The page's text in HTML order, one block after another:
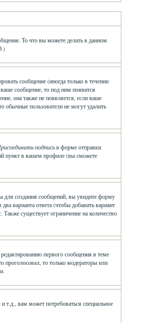
То что вы можете делать в данном
)
сообщение (иногда только в течении
сообщение, то под ним появится
она также не появляется, если ваше
обычные пользователи не могут удалить
подписьв форме отправки
пункт в вашем профиле (вы сможете
для создания сообщений, вы увидите форму
варианта ответа (чтобы добавить вариант
существует ограничение на количество
первого сообщения в теме
проголосовал, то только модераторы или
т.д., вам может потребоваться специальное